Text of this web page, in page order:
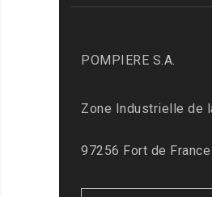
POMPIERE S.A.
Zone Industrielle de
97256 Fort de France